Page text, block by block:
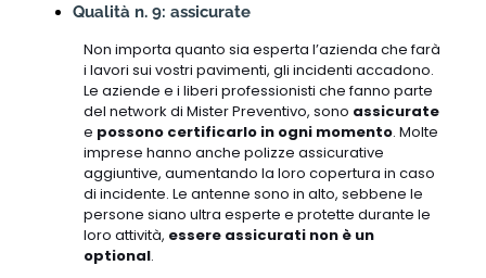
Qualità n. 9: assicurate
Non importa quanto sia esperta l’azienda che farà
i lavori sui vostri pavimenti, gli incidenti accadono.
Le aziende e i liberi professionisti che fanno parte
del network di Mister Preventivo, sono assicurate
e possono certificarlo in ogni momento. Molte
imprese hanno anche polizze assicurative
aggiuntive, aumentando la loro copertura in caso
di incidente. Le antenne sono in alto, sebbene le
persone siano ultra esperte e protette durante le
loro attività, essere assicurati non è un
optional.